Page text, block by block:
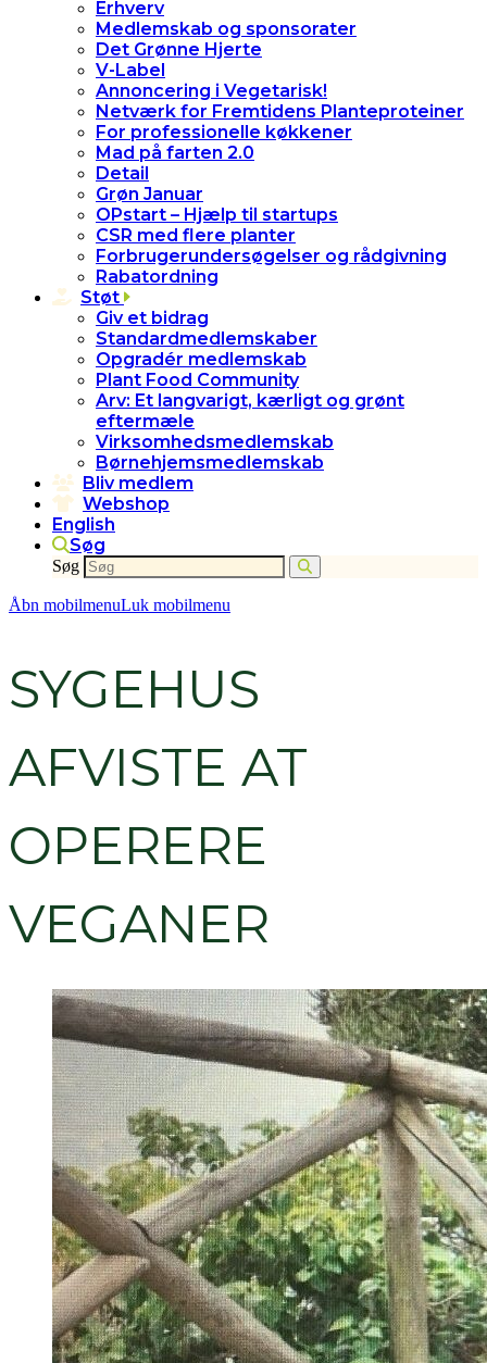
Erhverv
Medlemskab og sponsorater
Det Grønne Hjerte
V-Label
Annoncering i Vegetarisk!
Netværk for Fremtidens Planteproteiner
For professionelle køkkener
Mad på farten 2.0
Detail
Grøn Januar
OPstart – Hjælp til startups
CSR med flere planter
Forbrugerundersøgelser og rådgivning
Rabatordning
Støt
Giv et bidrag
Standardmedlemskaber
Opgradér medlemskab
Plant Food Community
Arv: Et langvarigt, kærligt og grønt
eftermæle
Virksomhedsmedlemskab
Børnehjemsmedlemskab
Bliv medlem
Webshop
English
Søg
Søg
Åbn mobilmenuLuk mobilmenu
SYGEHUS
AFVISTE AT
OPERERE
VEGANER